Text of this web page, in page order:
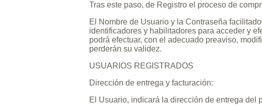
Tras este paso, de Registro el proceso de
El Nombre de Usuario y la Contraseña
identificadores y habilitadores para acceder y
podrá efectuar, con el adecuado preaviso,
perderán su validez.
USUARIOS REGISTRADOS
Dirección de entrega y facturación:
El Usuario, indicará la dirección de entrega del